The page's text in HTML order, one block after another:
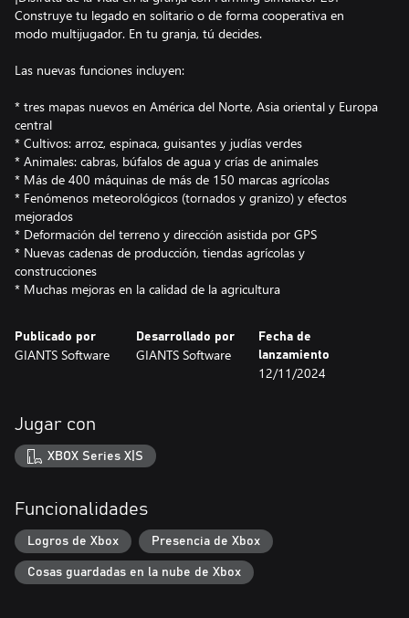
Construye tu legado en solitario o de forma cooperativa en
modo multijugador. En tu granja, tú decides.
Las nuevas funciones incluyen:
* tres mapas nuevos en América del Norte, Asia oriental y Europa
central
* Cultivos: arroz, espinaca, guisantes y judías verdes
* Animales: cabras, búfalos de agua y crías de animales
* Más de 400 máquinas de más de 150 marcas agrícolas
* Fenómenos meteorológicos (tornados y granizo) y efectos
mejorados
* Deformación del terreno y dirección asistida por GPS
* Nuevas cadenas de producción, tiendas agrícolas y
construcciones
* Muchas mejoras en la calidad de la agricultura
Publicado por
GIANTS Software
Desarrollado por
GIANTS Software
Fecha de
lanzamiento
12/11/2024
Jugar con
XBOX Series X|S
Funcionalidades
Logros de Xbox Presencia de Xbox
Cosas guardadas en la nube de Xbox